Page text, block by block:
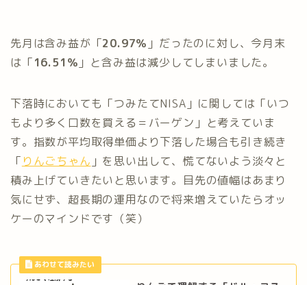
先月は含み益が「20.97％ 」だったのに対し、今月末
は「16.51％ 」と含み益は減少してしまいました。
下落時においても「つみたてNISA」に関しては「いつ
もより多く口数を買える＝バーゲン」と考えていま
す。指数が平均取得単価より下落した場合も引き続き
「 りんごちゃん 」を思い出して、慌てないよう淡々と
積み上げていきたいと思います。目先の値幅はあまり
気にせず、超長期の運用なので将来増えていたらオッ
ケーのマインドです（笑）